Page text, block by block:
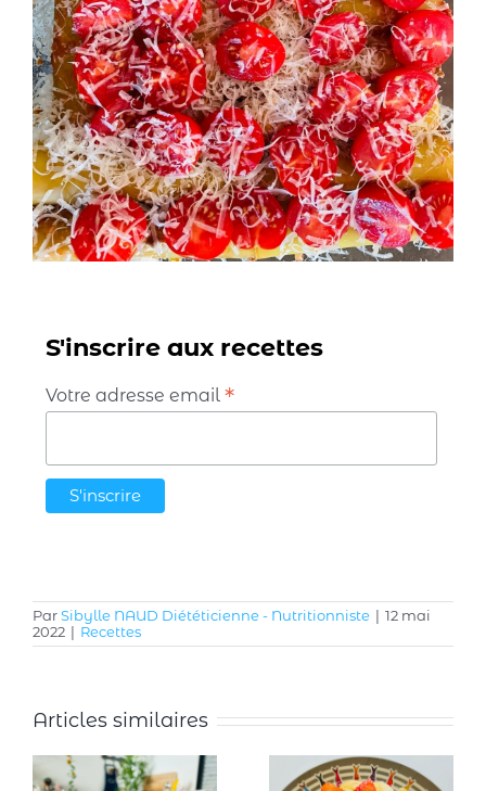
S'inscrire aux recettes
Votre adresse email *
ParSibylle NAUD Diététicienne - Nutritionniste | 12 mai
2022 | Recettes
Articles similaires